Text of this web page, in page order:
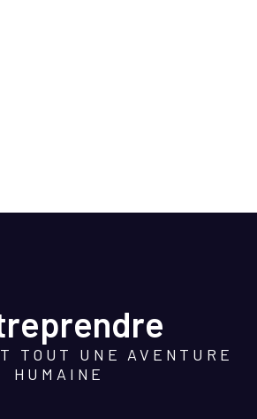
TOUT UNE AVENTURE
HUMAINE